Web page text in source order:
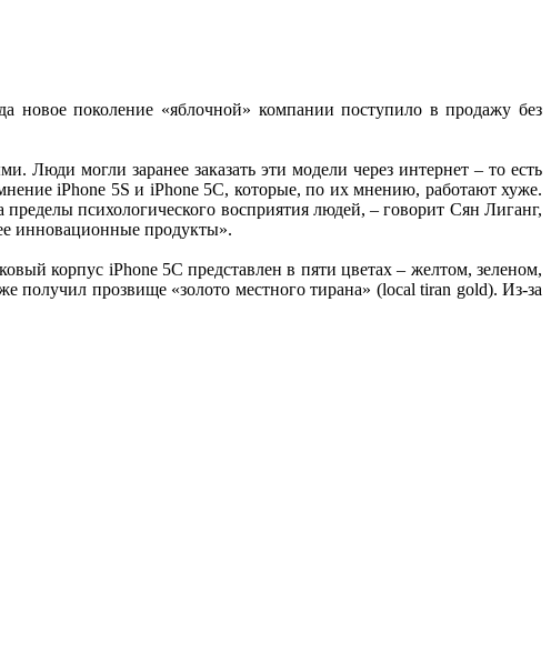
поколение «яблочной» компании поступило в продажу без
могли заранее заказать эти модели через интернет – то есть
iPhone 5S и iPhone 5C, которые, по их мнению, работают хуже.
психологического восприятия людей, – говорит Сян Лиганг,
инновационные продукты».
корпус iPhone 5C представлен в пяти цветах – желтом, зеленом,
получил прозвище «золото местного тирана» (local tiran gold). Из-за